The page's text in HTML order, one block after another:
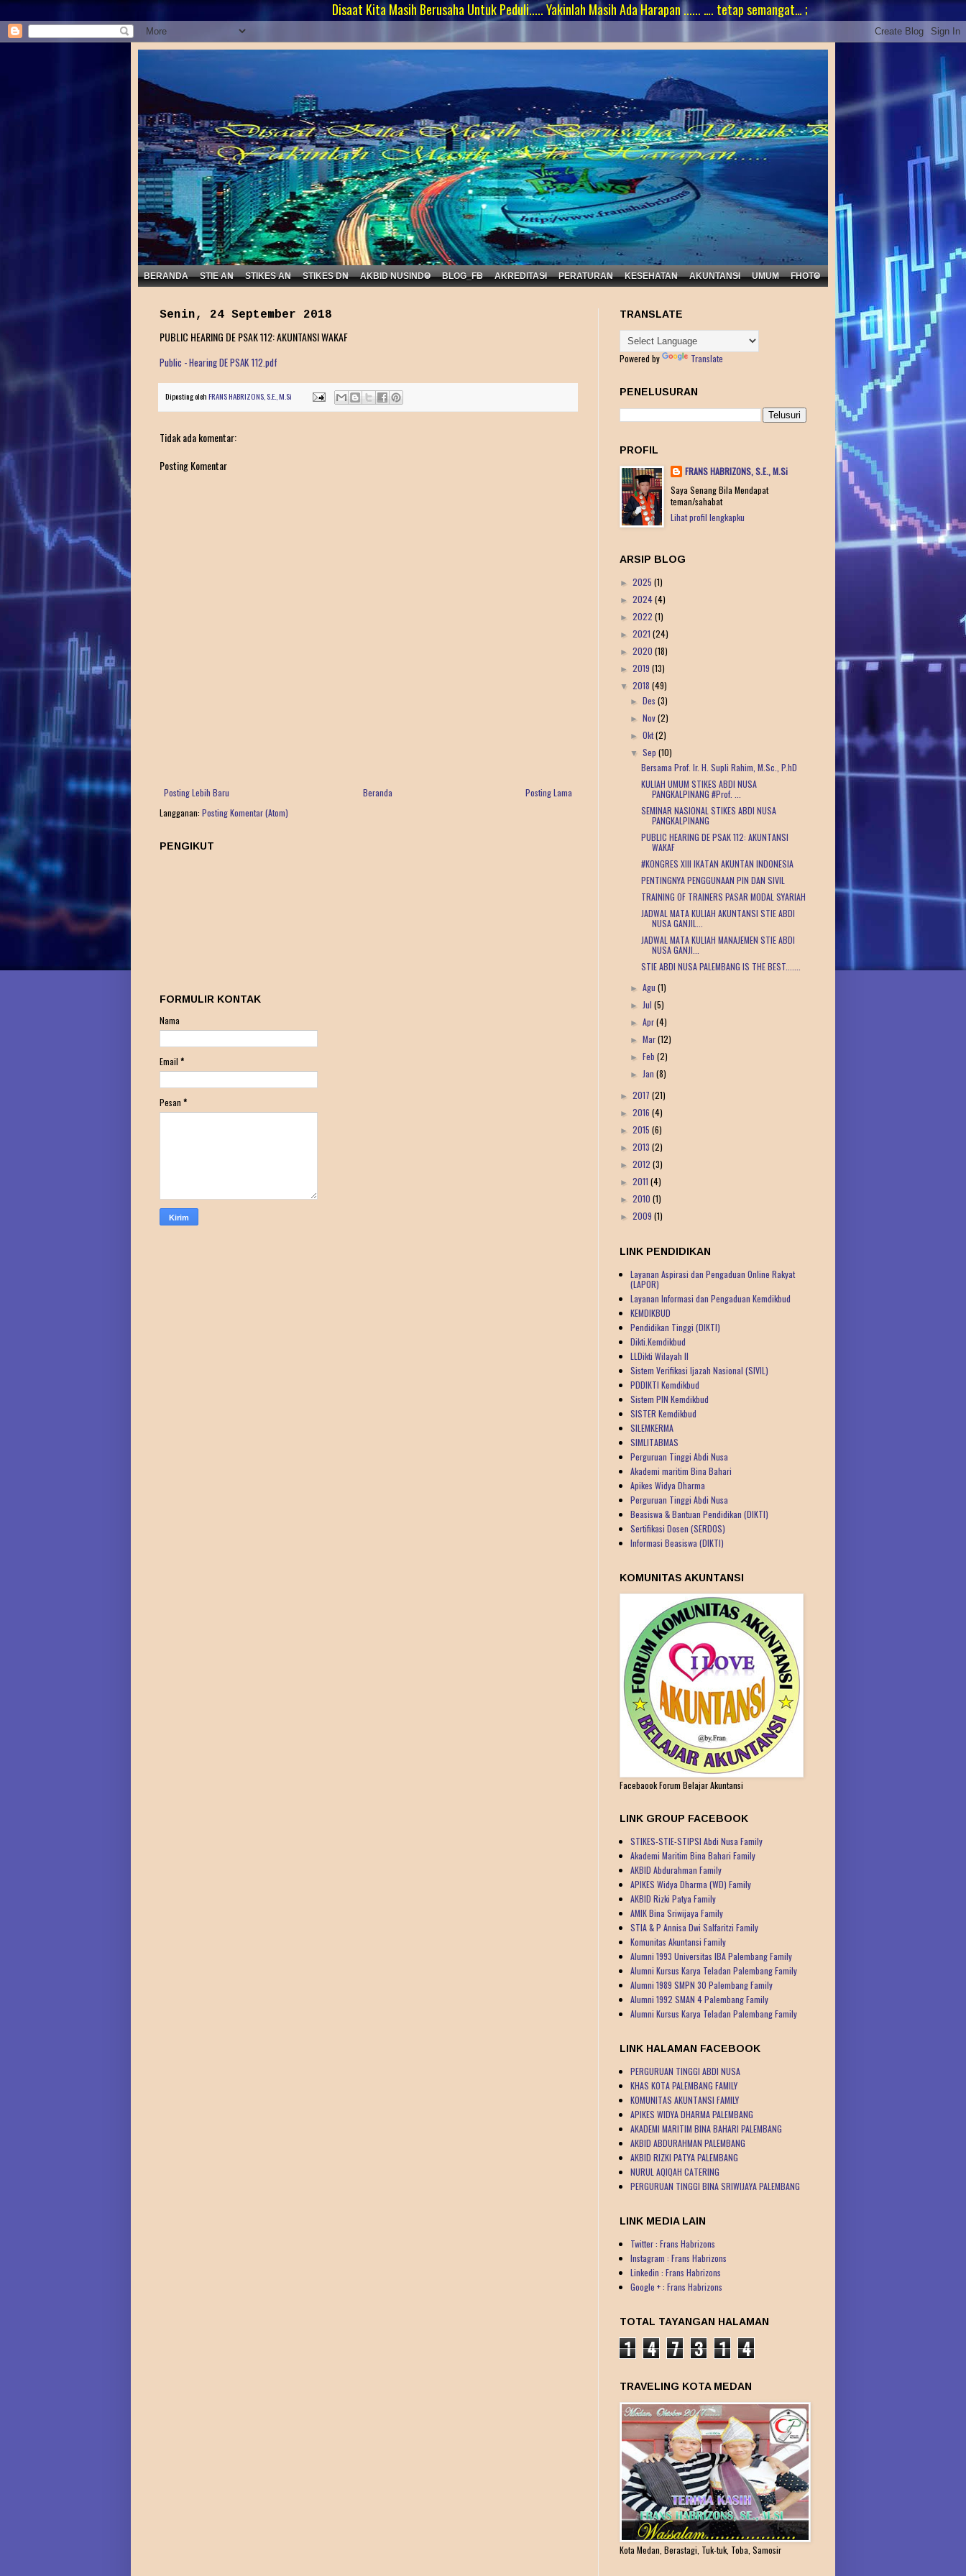
Disaat Kita Masih Berusaha Untuk Peduli..... Yakinlah Masih Ada Harapan ...... …. tetap semangat… ;
BERANDA STIE AN STIKES AN STIKES DN AKBID NUSINDO BLOG_FB AKREDITASI PERATURAN KESEHATAN AKUNTANSI UMUM FHOTO
Senin, 24 September 2018
PUBLIC HEARING DE PSAK 112: AKUNTANSI WAKAF
Public - Hearing DE PSAK 112.pdf
Diposting olehFRANS HABRIZONS, S.E., M.Si
Tidak ada komentar:
Posting Komentar
Posting Lebih Baru Posting Lama
Beranda
Langganan: Posting Komentar (Atom)
PENGIKUT
FORMULIR KONTAK
Nama
Email *
Pesan *
TRANSLATE
Powered by Translate
PENELUSURAN
PROFIL
FRANS HABRIZONS, S.E., M.Si
Saya Senang Bila Mendapat
teman/sahabat
Lihat profil lengkapku
ARSIP BLOG
► 2025 (1)
► 2024(4)
► 2022 (1)
► 2021 (24)
► 2020 (18)
► 2019 (13)
▼ 2018 (49)
► Des(3)
► Nov(2)
►Okt(2)
▼Sep(10)
Bersama Prof. Ir. H. Supli Rahim, M.Sc., P.hD
KULIAH UMUM STIKES ABDI NUSA
PANGKALPINANG #Prof. ...
SEMINAR NASIONAL STIKES ABDI NUSA
PANGKALPINANG
PUBLIC HEARING DE PSAK 112: AKUNTANSI
WAKAF
#KONGRES XIII IKATAN AKUNTAN INDONESIA
PENTINGNYA PENGGUNAAN PIN DAN SIVIL
TRAINING OF TRAINERS PASAR MODAL SYARIAH
JADWAL MATA KULIAH AKUNTANSI STIE ABDI
NUSA GANJIL...
JADWAL MATA KULIAH MANAJEMEN STIE ABDI
NUSA GANJI...
STIE ABDI NUSA PALEMBANG IS THE BEST.......
►Agu(1)
►Jul(5)
►Apr(4)
► Mar(12)
► Feb(2)
►Jan(8)
► 2017 (21)
► 2016 (4)
► 2015 (6)
► 2013 (2)
► 2012 (3)
► 2011 (4)
► 2010 (1)
► 2009 (1)
LINK PENDIDIKAN
Layanan Aspirasi dan Pengaduan Online Rakyat
(LAPOR)
Layanan Informasi dan Pengaduan Kemdikbud
KEMDIKBUD
Pendidikan Tinggi (DIKTI)
Dikti.Kemdikbud
LLDikti Wilayah II
Sistem Verifikasi Ijazah Nasional (SIVIL)
PDDIKTI Kemdikbud
Sistem PIN Kemdikbud
SISTER Kemdikbud
SILEMKERMA
SIMLITABMAS
Perguruan Tinggi Abdi Nusa
Akademi maritim Bina Bahari
Apikes Widya Dharma
Perguruan Tinggi Abdi Nusa
Beasiswa & Bantuan Pendidikan (DIKTI)
Sertifikasi Dosen (SERDOS)
Informasi Beasiswa (DIKTI)
KOMUNITAS AKUNTANSI
Facebaook Forum Belajar Akuntansi
LINK GROUP FACEBOOK
STIKES-STIE-STIPSI Abdi Nusa Family
Akademi Maritim Bina Bahari Family
AKBID Abdurahman Family
APIKES Widya Dharma (WD) Family
AKBID Rizki Patya Family
AMIK Bina Sriwijaya Family
STIA & P Annisa Dwi Salfaritzi Family
Komunitas Akuntansi Family
Alumni 1993 Universitas IBA Palembang Family
Alumni Kursus Karya Teladan Palembang Family
Alumni 1989 SMPN 30 Palembang Family
Alumni 1992 SMAN 4 Palembang Family
Alumni Kursus Karya Teladan Palembang Family
LINK HALAMAN FACEBOOK
PERGURUAN TINGGI ABDI NUSA
KHAS KOTA PALEMBANG FAMILY
KOMUNITAS AKUNTANSI FAMILY
APIKES WIDYA DHARMA PALEMBANG
AKADEMI MARITIM BINA BAHARI PALEMBANG
AKBID ABDURAHMAN PALEMBANG
AKBID RIZKI PATYA PALEMBANG
NURUL AQIQAH CATERING
PERGURUAN TINGGI BINA SRIWIJAYA PALEMBANG
LINK MEDIA LAIN
Twitter : Frans Habrizons
Instagram : Frans Habrizons
Linkedin : Frans Habrizons
Google + : Frans Habrizons
TOTAL TAYANGAN HALAMAN
1 4 7 3 1 4
TRAVELING KOTA MEDAN
Kota Medan, Berastagi, Tuk-tuk, Toba, Samosir